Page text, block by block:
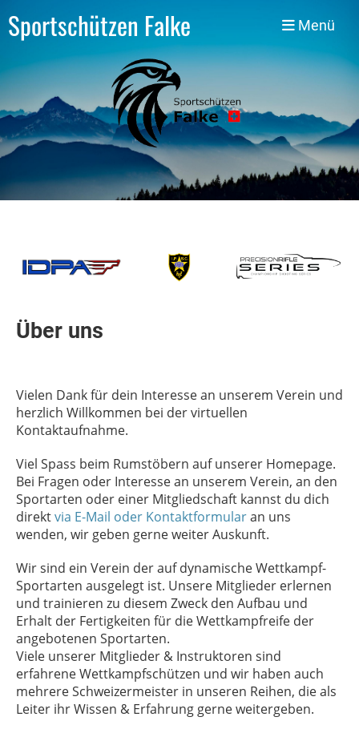
Sportschützen Falke Menü
Über uns
Vielen Dank für dein Interesse an unserem Verein und
herzlich Willkommen bei der virtuellen
Kontaktaufnahme.
Viel Spass beim Rumstöbern auf unserer Homepage.
Bei Fragen oder Interesse an unserem Verein, an den
Sportarten oder einer Mitgliedschaft kannst du dich
direktvia E-Mail oder Kontaktformularan uns
wenden, wir geben gerne weiter Auskunft.
Wir sind ein Verein der auf dynamische Wettkampf-
Sportarten ausgelegt ist. Unsere Mitglieder erlernen
und trainieren zu diesem Zweck den Aufbau und
Erhalt der Fertigkeiten für die Wettkampfreife der
angebotenen Sportarten.
Viele unserer Mitglieder & Instruktoren sind
erfahrene Wettkampfschützen und wir haben auch
mehrere Schweizermeister in unseren Reihen, die als
Leiter ihr Wissen & Erfahrung gerne weitergeben.